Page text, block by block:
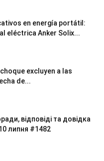
en energía portátil:
eléctrica Anker Solix...
excluyen a las
de...
відповіді та довідка
липня #1482